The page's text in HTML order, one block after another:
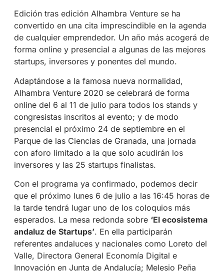
Edición tras edición Alhambra Venture se ha
convertido en una cita imprescindible en la agenda
de cualquier emprendedor. Un año más acogerá de
forma online y presencial a algunas de las mejores
startups, inversores y ponentes del mundo.
Adaptándose a la famosa nueva normalidad,
Alhambra Venture 2020 se celebrará de forma
online del 6 al 11 de julio para todos los stands y
congresistas inscritos al evento; y de modo
presencial el próximo 24 de septiembre en el
Parque de las Ciencias de Granada, una jornada
con aforo limitado a la que solo acudirán los
inversores y las 25 startups finalistas.
Con el programa ya confirmado, podemos decir
que el próximo lunes 6 de julio a las 16:45 horas de
la tarde tendrá lugar uno de los coloquios más
esperados. La mesa redonda sobre ‘El ecosistema
andaluz de Startups’. En ella participarán
referentes andaluces y nacionales como Loreto del
Valle, Directora General Economía Digital e
Innovación en Junta de Andalucía; Melesio Peña